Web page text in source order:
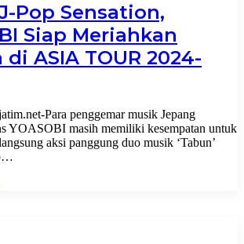
Pop Sensation,
Siap Meriahkan
ASIA TOUR 2024-
Para penggemar musik Jepang
YOASOBI masih memiliki kesempatan untuk
aksi panggung duo musik ‘Tabun’